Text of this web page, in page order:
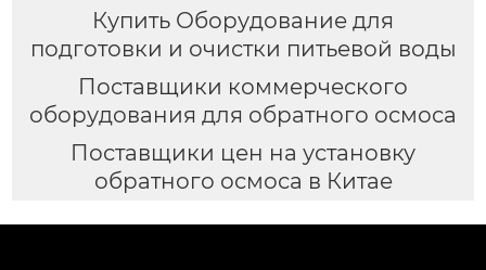
Купить Оборудование для
подготовки и очистки питьевой воды
Поставщики коммерческого
оборудования для обратного осмоса
Поставщики цен на установку
обратного осмоса в Китае